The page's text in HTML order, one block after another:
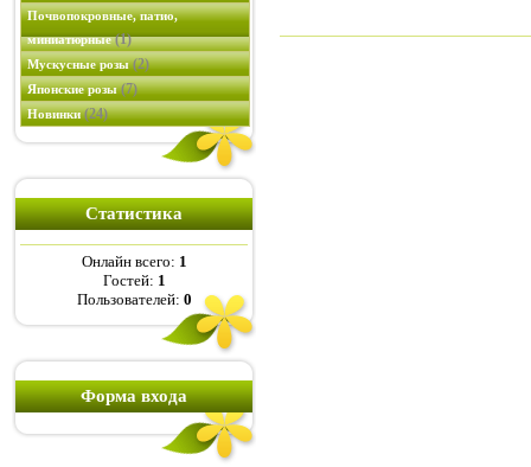
Почвопокровные, патио,
миниатюрные(1)
Мускусные розы(2)
Японские розы(7)
Новинки(24)
Статистика
Онлайн всего: 1
Гостей: 1
Пользователей: 0
Форма входа